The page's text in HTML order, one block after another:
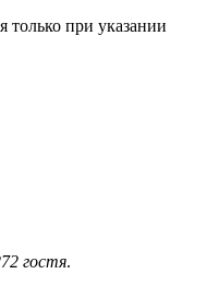
только при указании
гостя.